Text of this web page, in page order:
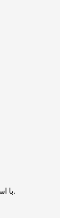
با استفاده از روش‌های زیر می‌توانید این صفحه را با دوستان خود به اشتراک بگذارید.